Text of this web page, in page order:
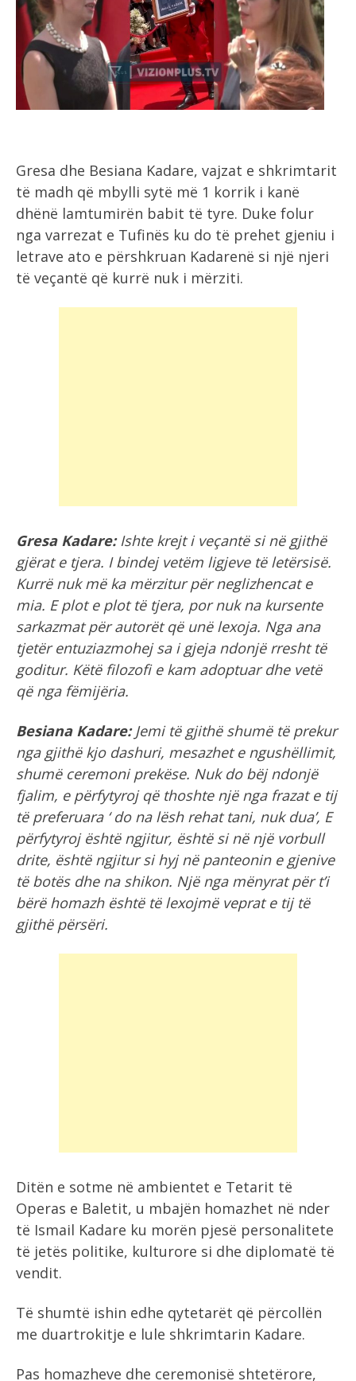
Gresa dhe Besiana Kadare, vajzat e shkrimtarit
të madh që mbylli sytë më 1 korrik i kanë
dhënë lamtumirën babit të tyre. Duke folur
nga varrezat e Tufinës ku do të prehet gjeniu i
letrave ato e përshkruan Kadarenë si një njeri
të veçantë që kurrë nuk i mërziti.
Gresa Kadare:Ishte krejt i veçantë si në gjithë
gjërat e tjera. I bindej vetëm ligjeve të letërsisë.
Kurrë nuk më ka mërzitur për neglizhencat e
mia. E plot e plot të tjera, por nuk na kursente
sarkazmat për autorët që unë lexoja. Nga ana
tjetër entuziazmohej sa i gjeja ndonjë rresht të
goditur. Këtë filozofi e kam adoptuar dhe vetë
që nga fëmijëria.
Besiana Kadare:Jemi të gjithë shumë të prekur
nga gjithë kjo dashuri, mesazhet e ngushëllimit,
shumë ceremoni prekëse. Nuk do bëj ndonjë
fjalim, e përfytyroj që thoshte një nga frazat e tij
të preferuara ‘ do na lësh rehat tani, nuk dua’, E
përfytyroj është ngjitur, është si në një vorbull
drite, është ngjitur si hyj në panteonin e gjenive
të botës dhe na shikon. Një nga mënyrat për t’i
bërë homazh është të lexojmë veprat e tij të
gjithë përsëri.
Ditën e sotme në ambientet e Tetarit të
Operas e Baletit, u mbajën homazhet në nder
të Ismail Kadare ku morën pjesë personalitete
të jetës politike, kulturore si dhe diplomatë të
vendit.
Të shumtë ishin edhe qytetarët që përcollën
me duartrokitje e lule shkrimtarin Kadare.
Pas homazheve dhe ceremonisë shtetërore,